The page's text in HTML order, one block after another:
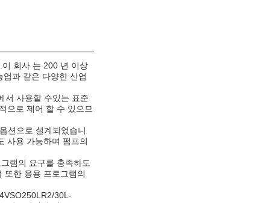
회사 는 200 년 이상
과 같은 다양한 산업
서 사용할 수있는 표준
으로 제어 할 수 있으므
션으로 설계되었습니
사용 가능하며 펌프의
램의 요구를 충족하도
또한 응용 프로그램의
30L-